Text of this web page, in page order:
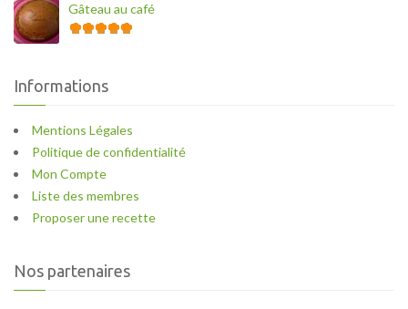
Gâteau au café
Informations
Mentions Légales
Politique de confidentialité
Mon Compte
Liste des membres
Proposer une recette
Nos partenaires